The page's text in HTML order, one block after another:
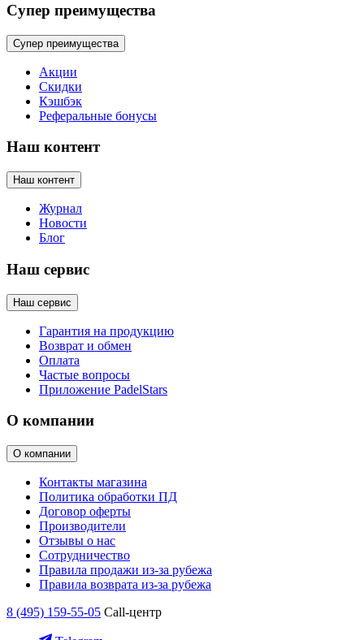
Супер преимущества
Супер преимущества
Акции
Скидки
Кэшбэк
Реферальные бонусы
Наш контент
Наш контент
Журнал
Новости
Блог
Наш сервис
Наш сервис
Гарантия на продукцию
Возврат и обмен
Оплата
Частые вопросы
Приложение PadelStars
О компании
О компании
Контакты магазина
Политика обработки ПД
Договор оферты
Производители
Отзывы о нас
Сотрудничество
Правила продажи из-за рубежа
Правила возврата из-за рубежа
8 (495) 159-55-05 Call-центр